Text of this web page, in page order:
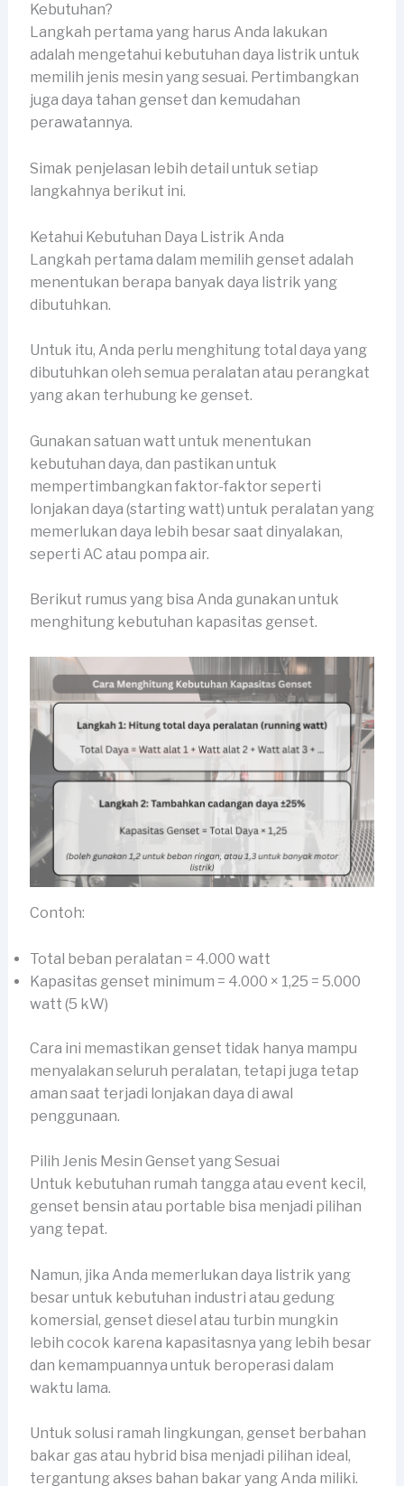
Kebutuhan?
Langkah pertama yang harus Anda lakukan
adalah mengetahui kebutuhan daya listrik untuk
memilih jenis mesin yang sesuai. Pertimbangkan
juga daya tahan genset dan kemudahan
perawatannya.
Simak penjelasan lebih detail untuk setiap
langkahnya berikut ini.
Ketahui Kebutuhan Daya Listrik Anda
Langkah pertama dalam memilih genset adalah
menentukan berapa banyak daya listrik yang
dibutuhkan.
Untuk itu, Anda perlu menghitung total daya yang
dibutuhkan oleh semua peralatan atau perangkat
yang akan terhubung ke genset.
Gunakan satuan watt untuk menentukan
kebutuhan daya, dan pastikan untuk
mempertimbangkan faktor-faktor seperti
lonjakan daya (starting watt) untuk peralatan yang
memerlukan daya lebih besar saat dinyalakan,
seperti AC atau pompa air.
Berikut rumus yang bisa Anda gunakan untuk
menghitung kebutuhan kapasitas genset.
Contoh:
Total beban peralatan = 4.000 watt
Kapasitas genset minimum = 4.000 × 1,25 = 5.000
watt (5 kW)
Cara ini memastikan genset tidak hanya mampu
menyalakan seluruh peralatan, tetapi juga tetap
aman saat terjadi lonjakan daya di awal
penggunaan.
Pilih Jenis Mesin Genset yang Sesuai
Untuk kebutuhan rumah tangga atau event kecil,
genset bensin atau portable bisa menjadi pilihan
yang tepat.
Namun, jika Anda memerlukan daya listrik yang
besar untuk kebutuhan industri atau gedung
komersial, genset diesel atau turbin mungkin
lebih cocok karena kapasitasnya yang lebih besar
dan kemampuannya untuk beroperasi dalam
waktu lama.
Untuk solusi ramah lingkungan, genset berbahan
bakar gas atau hybrid bisa menjadi pilihan ideal,
tergantung akses bahan bakar yang Anda miliki.